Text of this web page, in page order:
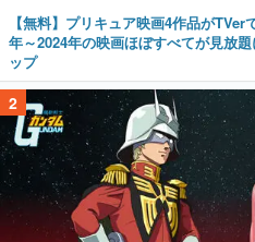
【無料】プリキュア映画4作品が
年～2024年の映画ほぼすべてが見放
ップ
2